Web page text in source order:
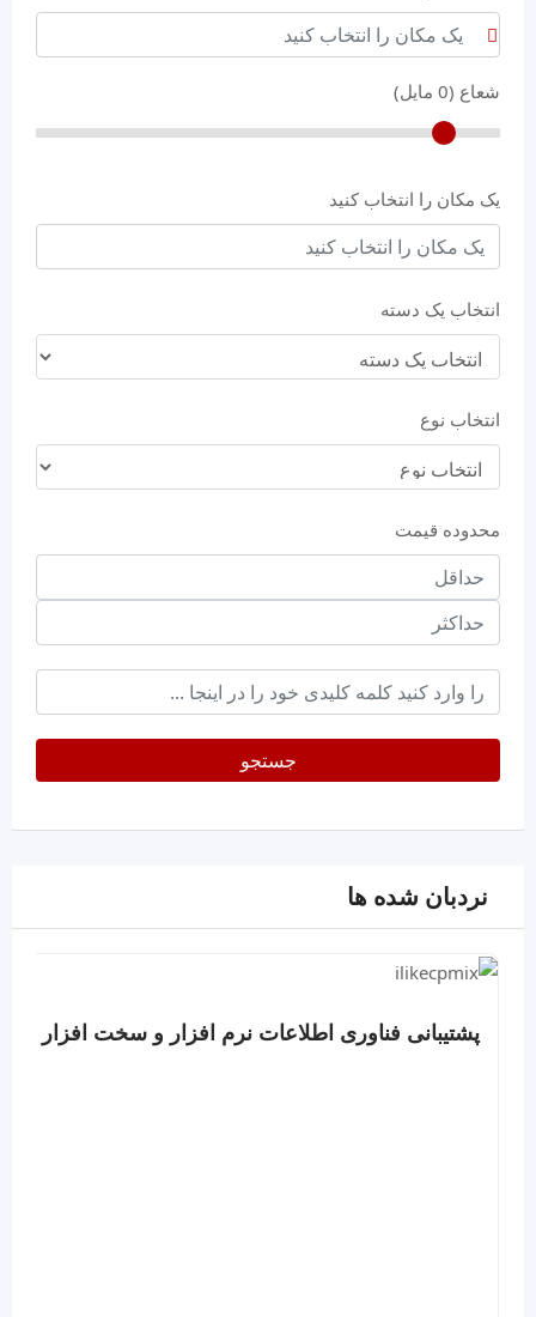
شعاع (0 مایل)
یک مکان را انتخاب کنید
انتخاب یک دسته
انتخاب نوع
محدوده قیمت
حداقل
قیمت
حداکثر
keyword
جستجو
نردبان شده ها
پشتیبانی فناوری اطلاعات نرم افزار و سخت افزار